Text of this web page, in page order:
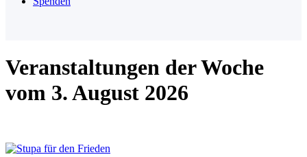
Veranstaltungen der Woche
vom 3. August 2026